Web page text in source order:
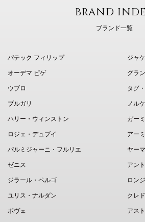
BRAND
ブランド一覧
パテック フィリップ
オーデマ ピゲ
ウブロ
ブルガリ
ハリー・ウィンストン
ロジェ・デュブイ
パルミジャーニ・フルリエ
ゼニス
ジラール・ペルゴ
ユリス・ナルダン
ボヴェ
ジャ
グラ
タグ
ノル
ガー
アー
ヤー
アン
ロン
クレ
アス